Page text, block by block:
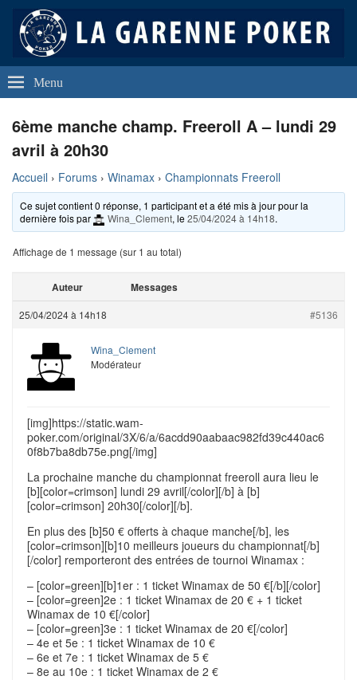
La Garenne Poker
Club de Poker de La Garenne Colombes (92250)
Menu
6ème manche champ. Freeroll A – lundi 29
avril à 20h30
Accueil › Forums › Winamax › Championnats Freeroll
Ce sujet contient 0 réponse, 1 participant et a été mis à jour pour la
dernière fois par
Wina_Clement, le25/04/2024 à 14h18.
Affichage de 1 message (sur 1 au total)
Auteur Messages
25/04/2024 à 14h18 #5136
Wina_Clement
Modérateur
[img]https://static.wam-
poker.com/original/3X/6/a/6acdd90aabaac982fd39c440ac6
0f8b7ba8db75e.png[/img]
La prochaine manche du championnat freeroll aura lieu le
[b][color=crimson] lundi 29 avril[/color][/b] à [b]
[color=crimson] 20h30[/color][/b].
En plus des [b]50 € offerts à chaque manche[/b], les
[color=crimson][b]10 meilleurs joueurs du championnat[/b]
[/color] remporteront des entrées de tournoi Winamax :
– [color=green][b]1er : 1 ticket Winamax de 50 €[/b][/color]
– [color=green]2e : 1 ticket Winamax de 20 € + 1 ticket
Winamax de 10 €[/color]
– [color=green]3e : 1 ticket Winamax de 20 €[/color]
– 4e et 5e : 1 ticket Winamax de 10 €
– 6e et 7e : 1 ticket Winamax de 5 €
– 8e au 10e : 1 ticket Winamax de 2 €